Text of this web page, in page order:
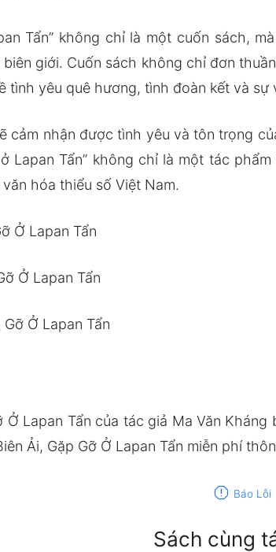
Tẩn” không chỉ là một cuốn sách,
giới. Cuốn sách không chỉ đơn
tình yêu quê hương, tình đoàn kết và
cảm nhận được tình yêu và tôn trọng
Lapan Tẩn” không chỉ là một tác
hóa thiểu số Việt Nam.
Ở Lapan Tẩn
Ở Lapan Tẩn
Ở Lapan Tẩn
Ở Lapan Tẩn của tác giả Ma Văn
Ải, Gặp Gỡ Ở Lapan Tẩn miễn phí
report Báo Lỗi
Sách cùng